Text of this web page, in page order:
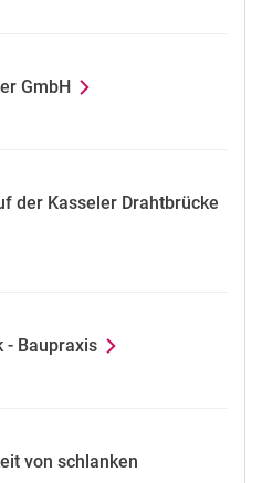
GmbH
der Kasseler Drahtbrücke
- Baupraxis
von schlanken